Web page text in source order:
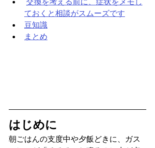
交換を考える前に、症状をメモし
ておくと相談がスムーズです
豆知識
まとめ
はじめに
朝ごはんの支度中や夕飯どきに、ガス